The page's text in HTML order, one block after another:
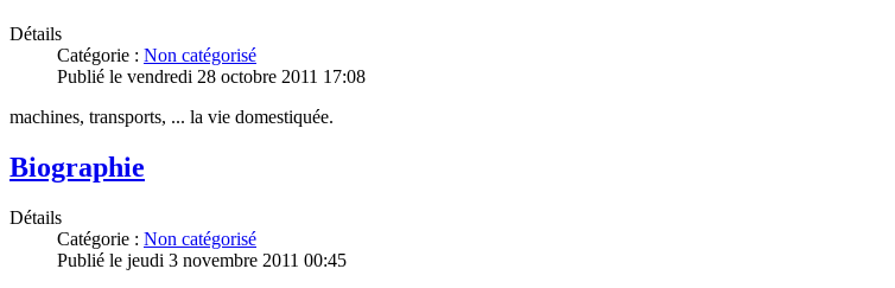
Détails
Catégorie : Non catégorisé
Publié le vendredi 28 octobre 2011 17:08
machines, transports, ... la vie domestiquée.
Biographie
Détails
Catégorie : Non catégorisé
Publié le jeudi 3 novembre 2011 00:45